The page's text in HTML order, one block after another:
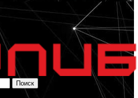
Поиск